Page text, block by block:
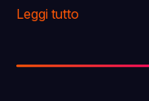
Leggi tutto